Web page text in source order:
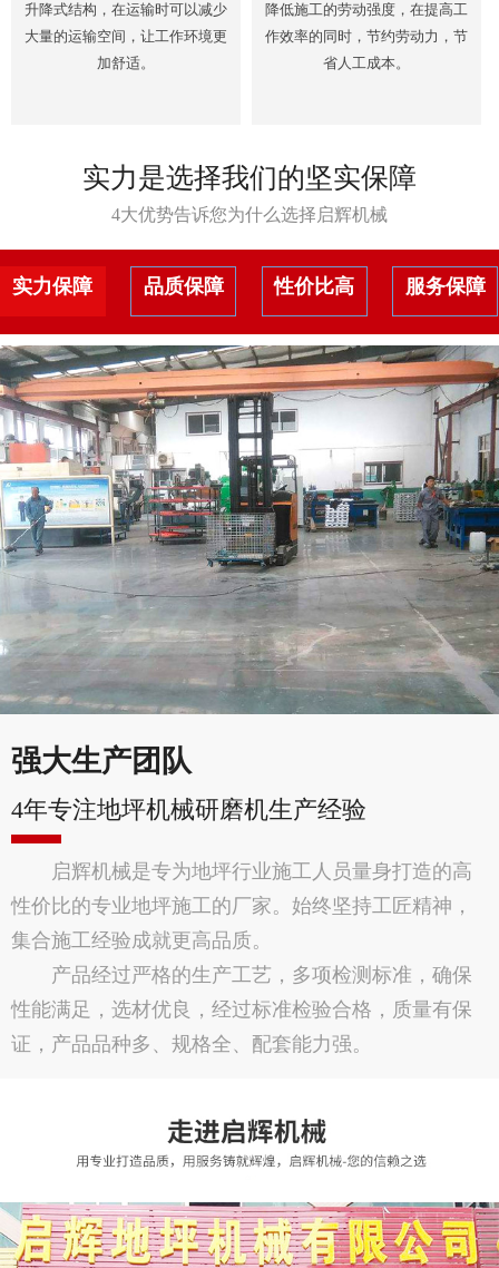
升降式结构，在运输时可以减少
大量的运输空间，让工作环境更
加舒适。
降低施工的劳动强度，在提高工
作效率的同时，节约劳动力，节
省人工成本。
实力是选择我们的坚实保障
4大优势告诉您为什么选择启辉机械
实力保障 品质保障 性价比高 服务保障
强大生产团队
4年专注地坪机械研磨机生产经验
启辉机械是专为地坪行业施工人员量身打造的高
性价比的专业地坪施工的厂家。始终坚持工匠精神，
集合施工经验成就更高品质。
产品经过严格的生产工艺，多项检测标准，确保
性能满足，选材优良，经过标准检验合格，质量有保
证，产品品种多、规格全、配套能力强。